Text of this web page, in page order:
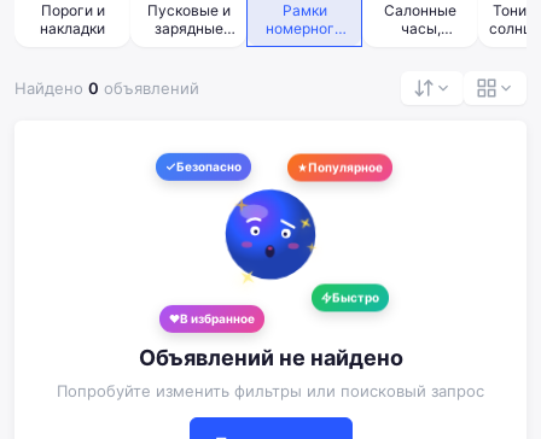
Пороги и
накладки
Пусковые и
зарядные
Рамки
номерного
знака
Салонные
часы,
Найдено 0 объявлений
Безопасно Популярное
Быстро
В избранное
Объявлений не найдено
Попробуйте изменить фильтры или поисковый запрос